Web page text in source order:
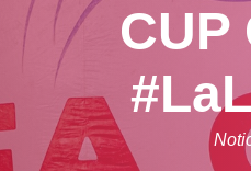
CUP